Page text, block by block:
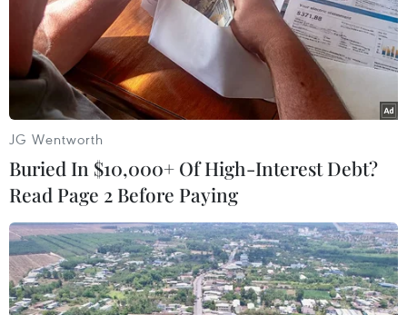
(Vietnam+)
JG Wentworth
Buried In $10,000+ Of High-Interest Debt?
Read Page 2 Before Paying